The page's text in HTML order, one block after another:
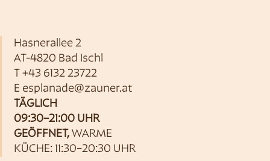
Hasnerallee 2
AT-4820 Bad Ischl
T +43 6132 23722
E esplanade@zauner.at
TÄGLICH
09:30–21:00 UHR
GEÖFFNET, WARME
KÜCHE: 11:30–20:30 UHR